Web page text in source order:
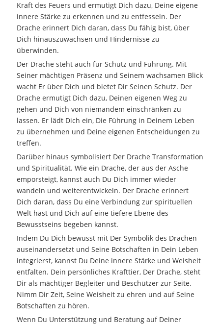
Kraft des Feuers und ermutigt Dich dazu, Deine eigene
innere Stärke zu erkennen und zu entfesseln. Der
Drache erinnert Dich daran, dass Du fähig bist, über
Dich hinauszuwachsen und Hindernisse zu
überwinden.
Der Drache steht auch für Schutz und Führung. Mit
Seiner mächtigen Präsenz und Seinem wachsamen Blick
wacht Er über Dich und bietet Dir Seinen Schutz. Der
Drache ermutigt Dich dazu, Deinen eigenen Weg zu
gehen und Dich von niemandem einschränken zu
lassen. Er lädt Dich ein, Die Führung in Deinem Leben
zu übernehmen und Deine eigenen Entscheidungen zu
treffen.
Darüber hinaus symbolisiert Der Drache Transformation
und Spiritualität. Wie ein Drache, der aus der Asche
emporsteigt, kannst auch Du Dich immer wieder
wandeln und weiterentwickeln. Der Drache erinnert
Dich daran, dass Du eine Verbindung zur spirituellen
Welt hast und Dich auf eine tiefere Ebene des
Bewusstseins begeben kannst.
Indem Du Dich bewusst mit Der Symbolik des Drachen
auseinandersetzt und Seine Botschaften in Dein Leben
integrierst, kannst Du Deine innere Stärke und Weisheit
entfalten. Dein persönliches Krafttier, Der Drache, steht
Dir als mächtiger Begleiter und Beschützer zur Seite.
Nimm Dir Zeit, Seine Weisheit zu ehren und auf Seine
Botschaften zu hören.
Wenn Du Unterstützung und Beratung auf Deiner